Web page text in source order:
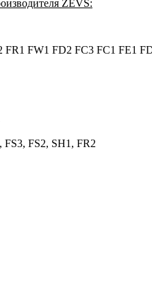
ZEVS:
FR1 FW1 FD2 FC3 FC1 FE1
FS2, SH1, FR2